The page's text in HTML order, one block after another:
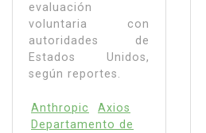
evaluación
voluntaria con
autoridades de
Estados Unidos,
según reportes.
Anthropic
Axios
Departamento de